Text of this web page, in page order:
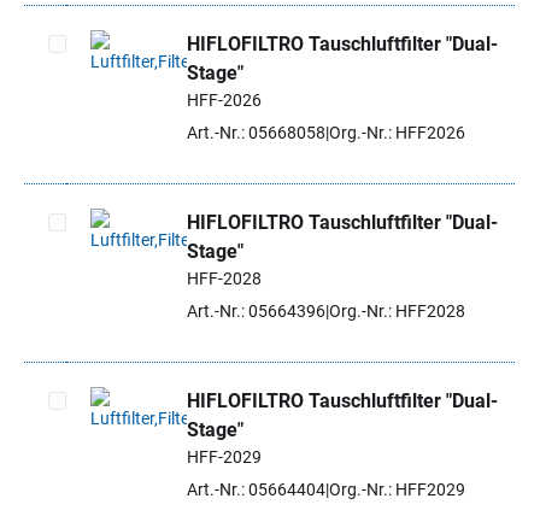
Artikel auswählen
HIFLOFILTRO Tauschluftfilter "Dual-
Stage"
HFF-2026
Art.-Nr.: 05668058 Org.-Nr.: HFF2026
Artikel auswählen
HIFLOFILTRO Tauschluftfilter "Dual-
Stage"
HFF-2028
Art.-Nr.: 05664396Org.-Nr.: HFF2028
Artikel auswählen
HIFLOFILTRO Tauschluftfilter "Dual-
Stage"
HFF-2029
Art.-Nr.: 05664404Org.-Nr.: HFF2029